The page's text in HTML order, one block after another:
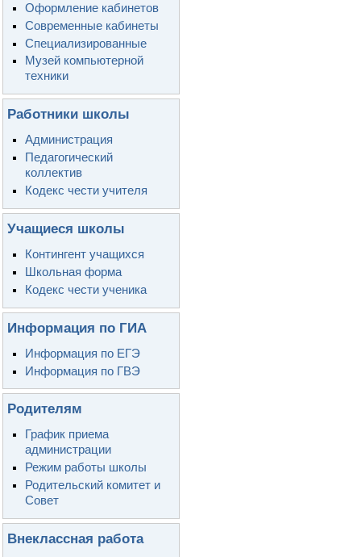
Оформление кабинетов
Современные кабинеты
Специализированные
Музей компьютерной
техники
Работники школы
Администрация
Педагогический
коллектив
Кодекс чести учителя
Учащиеся школы
Контингент учащихся
Школьная форма
Кодекс чести ученика
Информация по ГИА
Информация по ЕГЭ
Информация по ГВЭ
Родителям
График приема
администрации
Режим работы школы
Родительский комитет и
Совет
Внеклассная работа